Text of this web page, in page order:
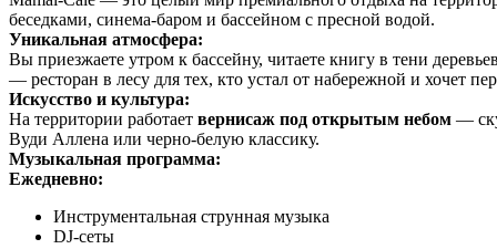
беседками, синема-баром и бассейном с пресной водой.
Уникальная атмосфера:
Вы приезжаете утром к бассейну, читаете книгу в тени
— ресторан в лесу для тех, кто устал от набережной и хочет
Искусство и культура:
На территории работает вернисаж под открытым небом —
Вуди Аллена или черно-белую классику.
Музыкальная программа:
Ежедневно:
Инструментальная струнная музыка
DJ-сеты